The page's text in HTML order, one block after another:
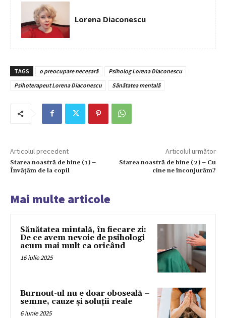
Lorena Diaconescu
TAGS o preocupare necesară
Psiholog Lorena Diaconescu
Psihoterapeut Lorena Diaconescu
Sănătatea mentală
Articolul precedent
Starea noastră de bine (1) –
Învățăm de la copil
Articolul următor
Starea noastră de bine (2) – Cu
cine ne înconjurăm?
Mai multe articole
Sănătatea mintală, în fiecare zi:
De ce avem nevoie de psihologi
acum mai mult ca oricând
16 iulie 2025
Burnout-ul nu e doar oboseală –
semne, cauze și soluții reale
6 iunie 2025